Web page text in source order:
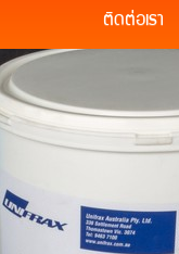
ติดต่อเรา